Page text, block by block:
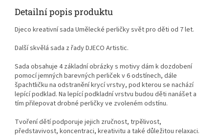
Detailní popis produktu
Djeco kreativní sada Umělecké perličky svět pro děti od 7 let.
Další skvělá sada z řady DJECO Artistic.
Sada obsahuje 4 základní obrázky s motivy dám k dozdobení
pomocí jemných barevných perliček v 6 odstínech, dále
špachtličku na odstranění krycí vrstvy, pod kterou se nachází
lepící podklad. Na lepící podkladní vrstvu budou děti nanášet a
tím přilepovat drobné perličky ve zvoleném odstínu.
Tvoření dětí podporuje jejich zručnost, trpělivost,
představivost, koncentraci, kreativitu a také důležitou relaxaci.